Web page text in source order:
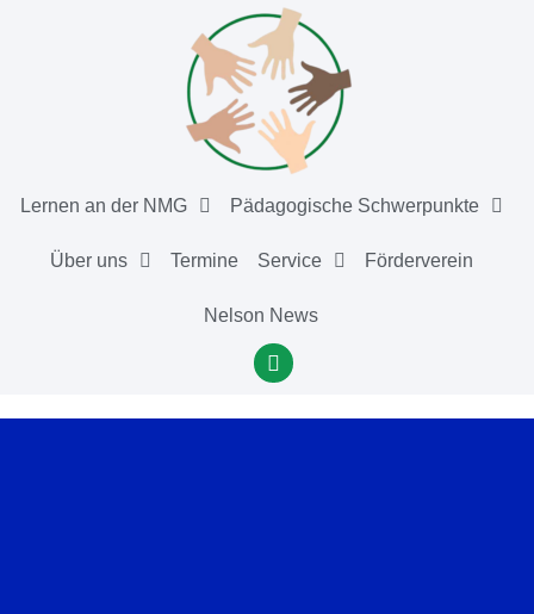
Lernen an der NMG Pädagogische Schwerpunkte
Über uns Termine Service Förderverein
Nelson News